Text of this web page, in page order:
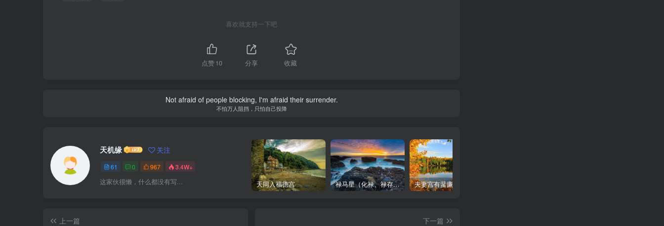
喜欢就支持一下吧
点赞10 分享 收藏
Not afraid of people blocking, I'm afraid their surrender.
不怕万人阻挡，只怕自己投降
天机缘 关注
61 0 967 3.4W+
这家伙很懒，什么都没有写... 天同入福德宫 禄马星（化禄、禄存、天马）在各宫情况-紫微斗数格局 夫妻宫有蜚廉有破碎
上一篇
下一篇